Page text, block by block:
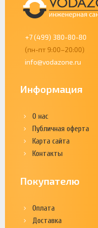
+7 (499) 380-80-80
(пн-пт 9:00–20:00)
info@vodazone.ru
Информация
О нас
Публичная оферта
Карта сайта
Контакты
Покупателю
Оплата
Доставка